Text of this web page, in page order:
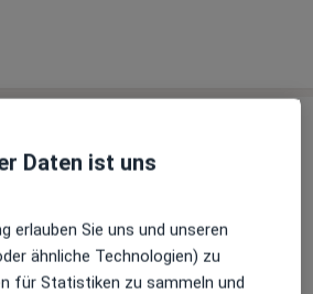
/ Herzultraschall
Daten ist uns
erlauben Sie uns und unseren
ähnliche Technologien) zu
für Statistiken zu sammeln und